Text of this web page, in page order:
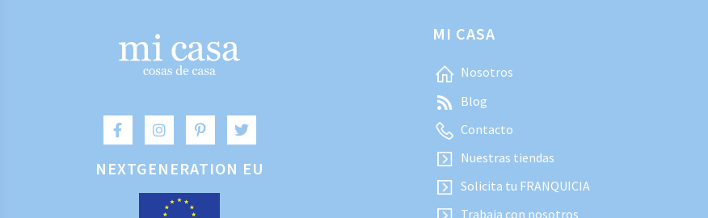
NEXTGENERATION EU
MI CASA
Nosotros
Blog
Contacto
Nuestras tiendas
Solicita tu FRANQUICIA
Trabaja con nosotros